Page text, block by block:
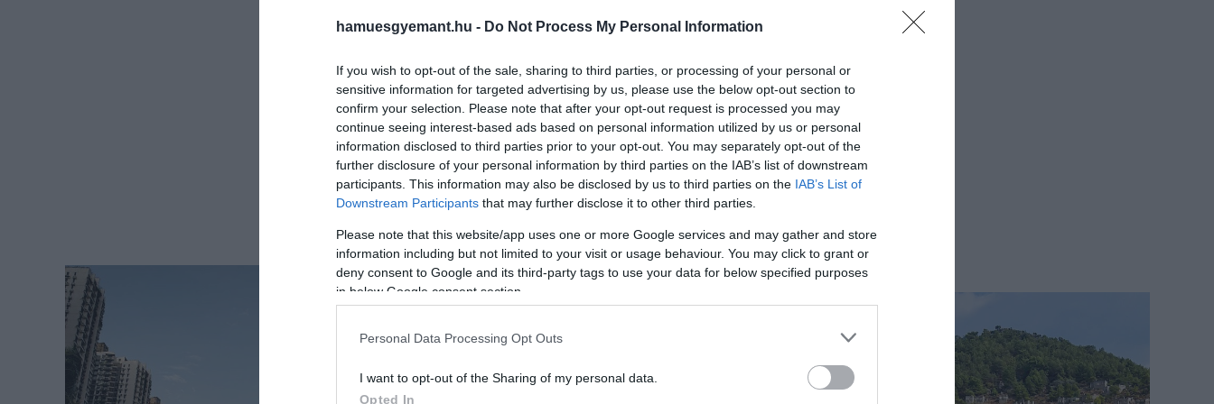
hamuesgyemant.hu - Do Not Process My Personal Information
If you wish to opt-out of the sale, sharing to third parties, or processing of your personal or
sensitive information for targeted advertising by us, please use the below opt-out section to
confirm your selection. Please note that after your opt-out request is processed you may
continue seeing interest-based ads based on personal information utilized by us or personal
information disclosed to third parties prior to your opt-out. You may separately opt-out of the
further disclosure of your personal information by third parties on the IAB’s list of downstream
participants. This information may also be disclosed by us to third parties on the IAB’s List of
Downstream Participants that may further disclose it to other third parties.
Please note that this website/app uses one or more Google services and may gather and store
information including but not limited to your visit or usage behaviour. You may click to grant or
deny consent to Google and its third-party tags to use your data for below specified purposes
in below Google consent section.
Personal Data Processing Opt Outs
I want to opt-out of the Sharing of my personal data.
Opted In